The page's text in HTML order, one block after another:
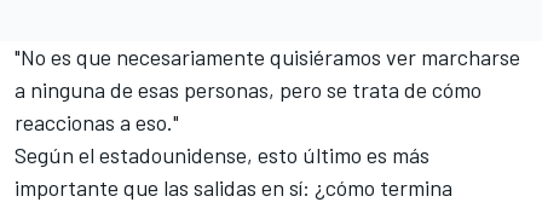
"No es que necesariamente quisiéramos ver marcharse
a ninguna de esas personas, pero se trata de cómo
reaccionas a eso."
Según el estadounidense, esto último es más
importante que las salidas en sí: ¿cómo termina